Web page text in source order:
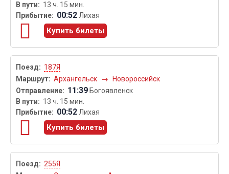
13 ч. 15 мин.
00:52Лихая
Купить билеты
187Я
Архангельск
→ Новороссийск
11:39 Богоявленск
13 ч. 15 мин.
00:52Лихая
Купить билеты
255Я